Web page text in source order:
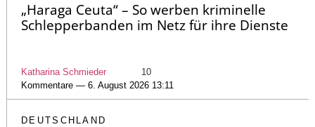
„Haraga Ceuta“ – So werben kriminelle
Schlepperbanden im Netz für ihre Dienste
Katharina Schmieder
10
Kommentare — 6. August 2026 13:11
DEUTSCHLAND